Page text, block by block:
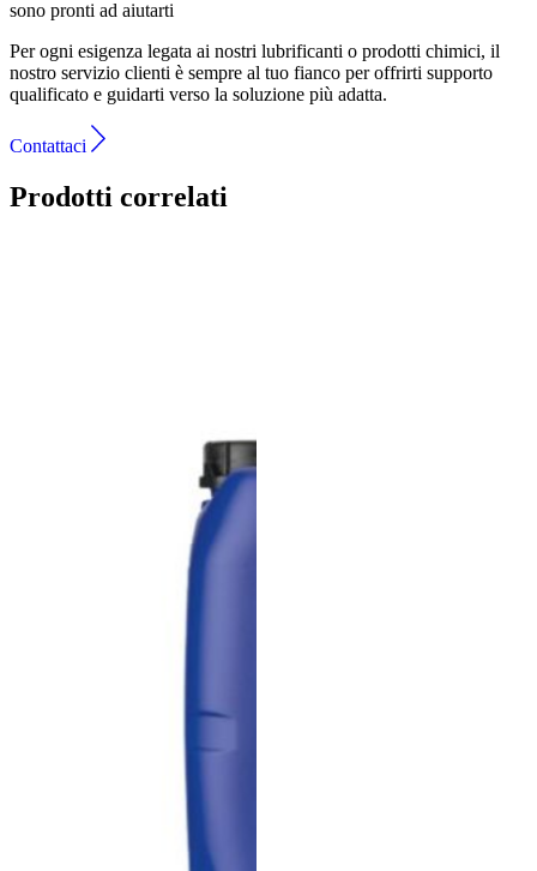
sono pronti ad aiutarti
Per ogni esigenza legata ai nostri lubrificanti o prodotti chimici, il
nostro servizio clienti è sempre al tuo fianco per offrirti supporto
qualificato e guidarti verso la soluzione più adatta.
Contattaci
Prodotti correlati